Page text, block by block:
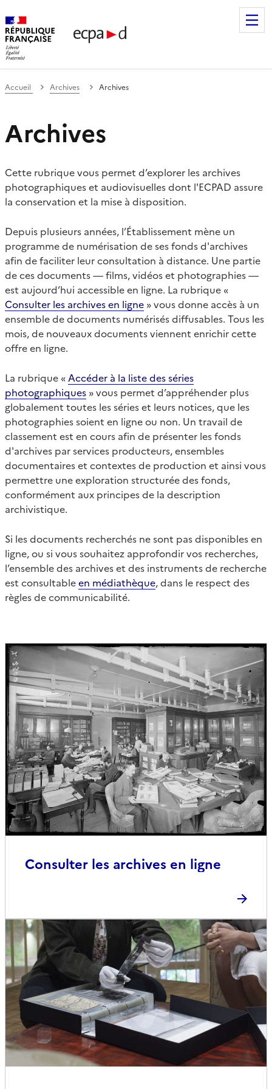
de communication et de production
Accueil Archives Archives
Archives
Cette rubrique vous permet d’explorer les archives
photographiques et audiovisuelles dont l'ECPAD assure
la conservation et la mise à disposition.
Depuis plusieurs années, l’Établissement mène un
programme de numérisation de ses fonds d'archives
afin de faciliter leur consultation à distance. Une partie
de ces documents — films, vidéos et photographies —
est aujourd’hui accessible en ligne. La rubrique «
Consulter les archives en ligne » vous donne accès à un
ensemble de documents numérisés diffusables. Tous les
mois, de nouveaux documents viennent enrichir cette
offre en ligne.
La rubrique « Accéder à la liste des séries
photographiques » vous permet d’appréhender plus
globalement toutes les séries et leurs notices, que les
photographies soient en ligne ou non. Un travail de
classement est en cours afin de présenter les fonds
d'archives par services producteurs, ensembles
documentaires et contextes de production et ainsi vous
permettre une exploration structurée des fonds,
conformément aux principes de la description
archivistique.
Si les documents recherchés ne sont pas disponibles en
ligne, ou si vous souhaitez approfondir vos recherches,
l’ensemble des archives et des instruments de recherche
est consultableen médiathèque, dans le respect des
règles de communicabilité.
Consulter les archives en ligne